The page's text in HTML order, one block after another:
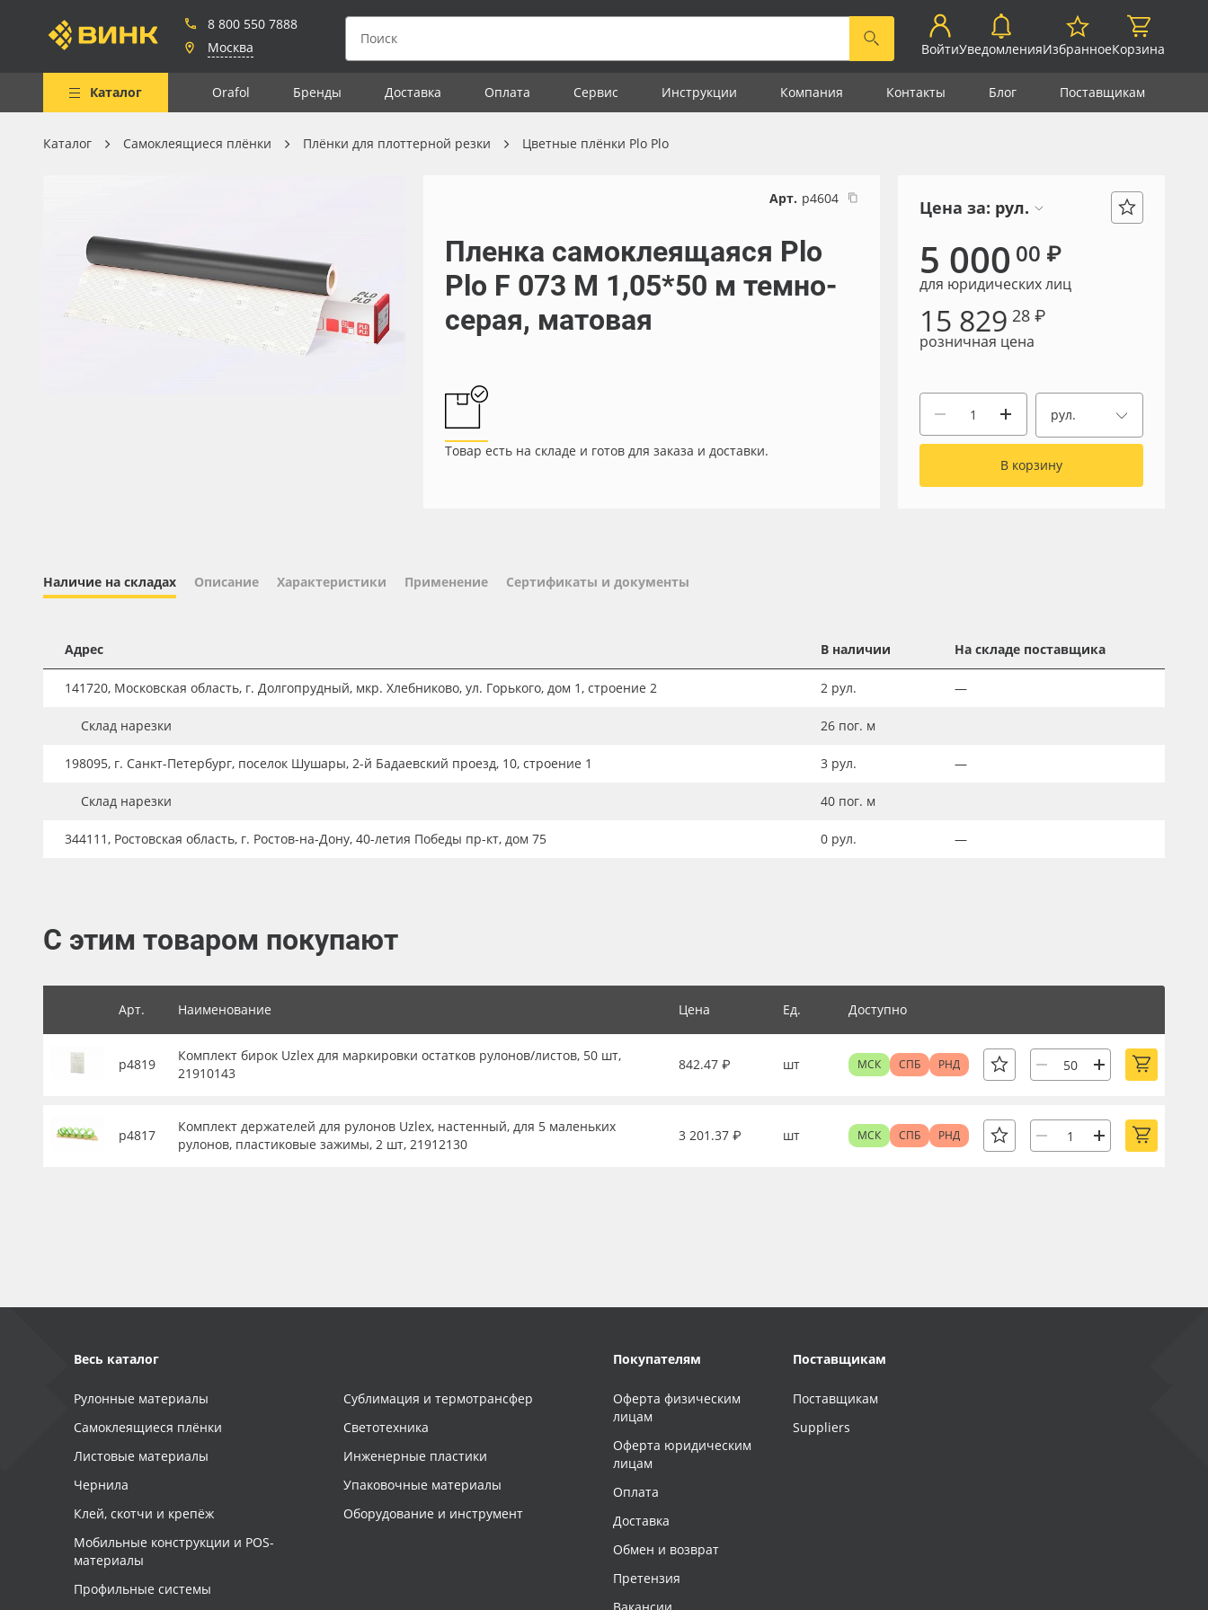
8 800 550 7888
Москва
ВойтиУведомленияИзбранноеКорзина
Каталог Orafol Бренды Доставка Оплата Сервис Инструкции Компания Контакты Блог Поставщикам
Весь каталог
Листовые материалы
Чернила
Клей, скотчи и крепёж
Новинки ассортимента
Плёнка монтажная Oratape
ПЭТ листовой
ПЭТ бэклит
Вспененный ПВХ
Каталог Самоклеящиеся плёнки Плёнки для плоттерной резки Цветные плёнки Plo Plo
Арт. р4604
Пленка самоклеящаяся Plo
Plo F 073 M 1,05*50 м темно-
серая, матовая
Товар есть на складе и готов для заказа и доставки.
Цена за: рул.
5 000 00 ₽
для юридических лиц
15 829 28 ₽
розничная цена
рул.
В корзину
Наличие на складах Описание Характеристики Применение Сертификаты и документы
Адрес В наличии На складе поставщика
141720, Московская область, г. Долгопрудный, мкр. Хлебниково, ул. Горького, дом 1, строение 2 2 рул. —
Склад нарезки 26 пог. м
198095, г. Санкт-Петербург, поселок Шушары, 2-й Бадаевский проезд, 10, строение 1 3 рул. —
Склад нарезки 40 пог. м
344111, Ростовская область, г. Ростов-на-Дону, 40-летия Победы пр-кт, дом 75 0 рул. —
С этим товаром покупают
Арт. Наименование Цена Ед. Доступно
р4819
Комплект бирок Uzlex для маркировки остатков рулонов/листов, 50 шт,
21910143
842.47 ₽ шт МСК СПБ РНД
р4817
Комплект держателей для рулонов Uzlex, настенный, для 5 маленьких
рулонов, пластиковые зажимы, 2 шт, 21912130
3 201.37 ₽ шт МСК СПБ РНД
Весь каталог
Рулонные материалы
Самоклеящиеся плёнки
Листовые материалы
Чернила
Клей, скотчи и крепёж
Мобильные конструкции и POS-
материалы
Профильные системы
Сублимация и термотрансфер
Светотехника
Инженерные пластики
Упаковочные материалы
Оборудование и инструмент
Покупателям
Оферта физическим
лицам
Оферта юридическим
лицам
Оплата
Доставка
Обмен и возврат
Претензия
Поставщикам
Поставщикам
Suppliers